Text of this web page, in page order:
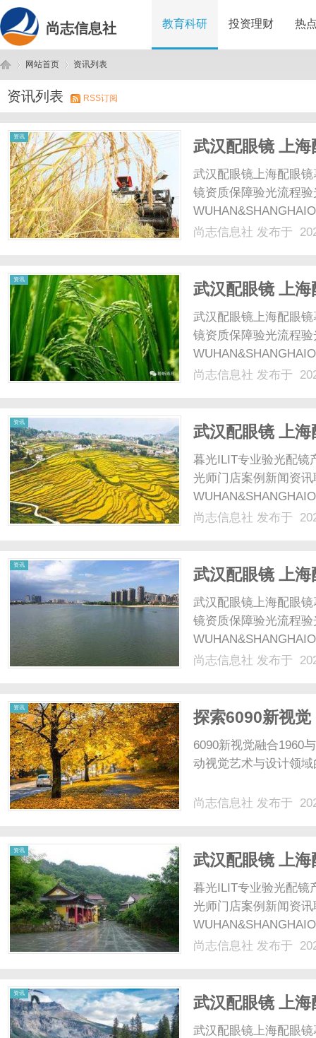
尚志信息社 教育科研 投资理财 热
尚 ›
网站首页
›
资讯列表
资讯列表 RSS订阅
资讯
武汉配眼镜 上海
武汉配眼镜上海配眼
镜资质保障验光流程
配镜的写字楼眼镜店
尚志信息社 发布于
资讯
武汉配眼镜 上海
武汉配眼镜上海配眼
镜资质保障验光流程
配镜的写字楼眼镜店
尚志信息社 发布于
资讯
武汉配眼镜 上海
暮光ILIT专业验光配镜
光师门店案例新闻资
配镜的写字楼眼镜店
尚志信息社 发布于
资讯
武汉配眼镜 上海
武汉配眼镜上海配眼
镜资质保障验光流程
配镜的写字楼眼镜店
尚志信息社 发布于
资讯
探索6090新视
6090新视觉融合1960
动视觉艺术与设计领
尚志信息社 发布于
资讯
武汉配眼镜 上海
暮光ILIT专业验光配镜
光师门店案例新闻资
配镜的写字楼眼镜店
尚志信息社 发布于
资讯
武汉配眼镜 上海
武汉配眼镜上海配眼